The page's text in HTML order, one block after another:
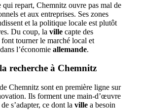
qui repart, Chemnitz ouvre pas mal de
et aux entreprises. Ses zones
et la politique locale est plutôt
Du coup, la ville capte des
tourner le marché local et
l’économie allemande.
recherche à Chemnitz
Chemnitz sont en première ligne sur
Ils forment une main-d’œuvre
s’adapter, ce dont la ville a besoin